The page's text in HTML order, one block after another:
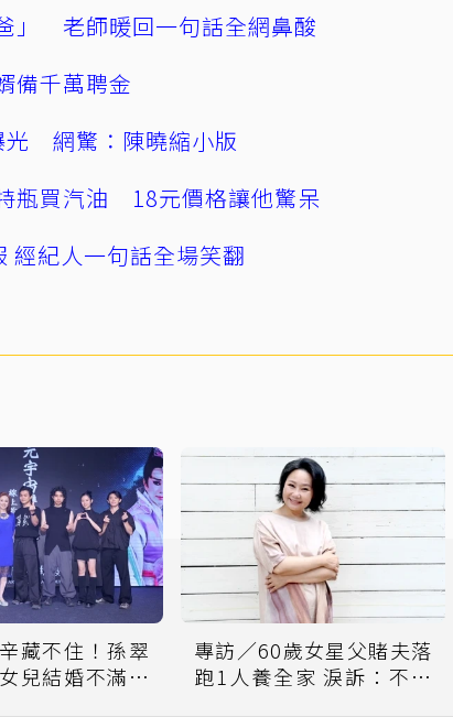
」 老師暖回一句話全網鼻酸
備千萬聘金
光 網驚：陳曉縮小版
瓶買汽油 18元價格讓他驚呆
經紀人一句話全場笑翻
藏不住！孫翠
兒結婚不滿女
專訪／60歲女星父賭夫落
跑1人養全家 淚訴：不得